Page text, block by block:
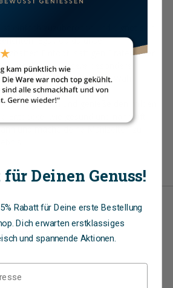
Egal, ob du unser
Eintopf, saftigen Braten oder
möchtest – unsere besondere
Feinschmecker die perfekte Wahl
und genieße den milden
Entdecke, wie gesund und nahrhaft
und mache deine Mahlzeiten zu
Produkte
für Deinen Genuss!
Rabatt für Deine erste Bestellung
Dich erwarten erstklassiges
und spannende Aktionen.